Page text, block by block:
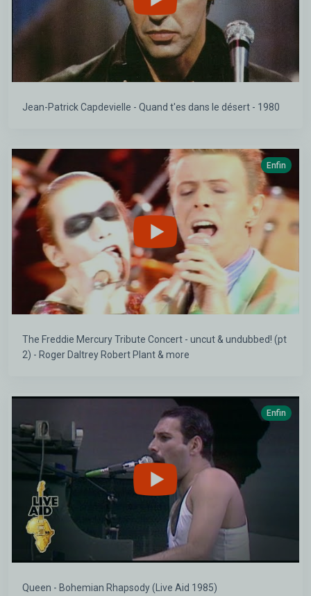
Jean-Patrick Capdevielle - Quand t'es dans le désert - 1980
Enfin
The Freddie Mercury Tribute Concert - uncut & undubbed! (pt
2) - Roger Daltrey Robert Plant & more
Enfin
Queen - Bohemian Rhapsody (Live Aid 1985)